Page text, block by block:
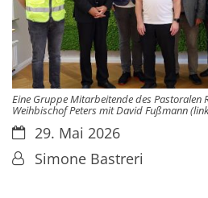
Eine Gruppe Mitarbeitende des Pastoralen
Weihbischof Peters mit David Fußmann
Datum:29. Mai 2026
Von:Simone Bastreri